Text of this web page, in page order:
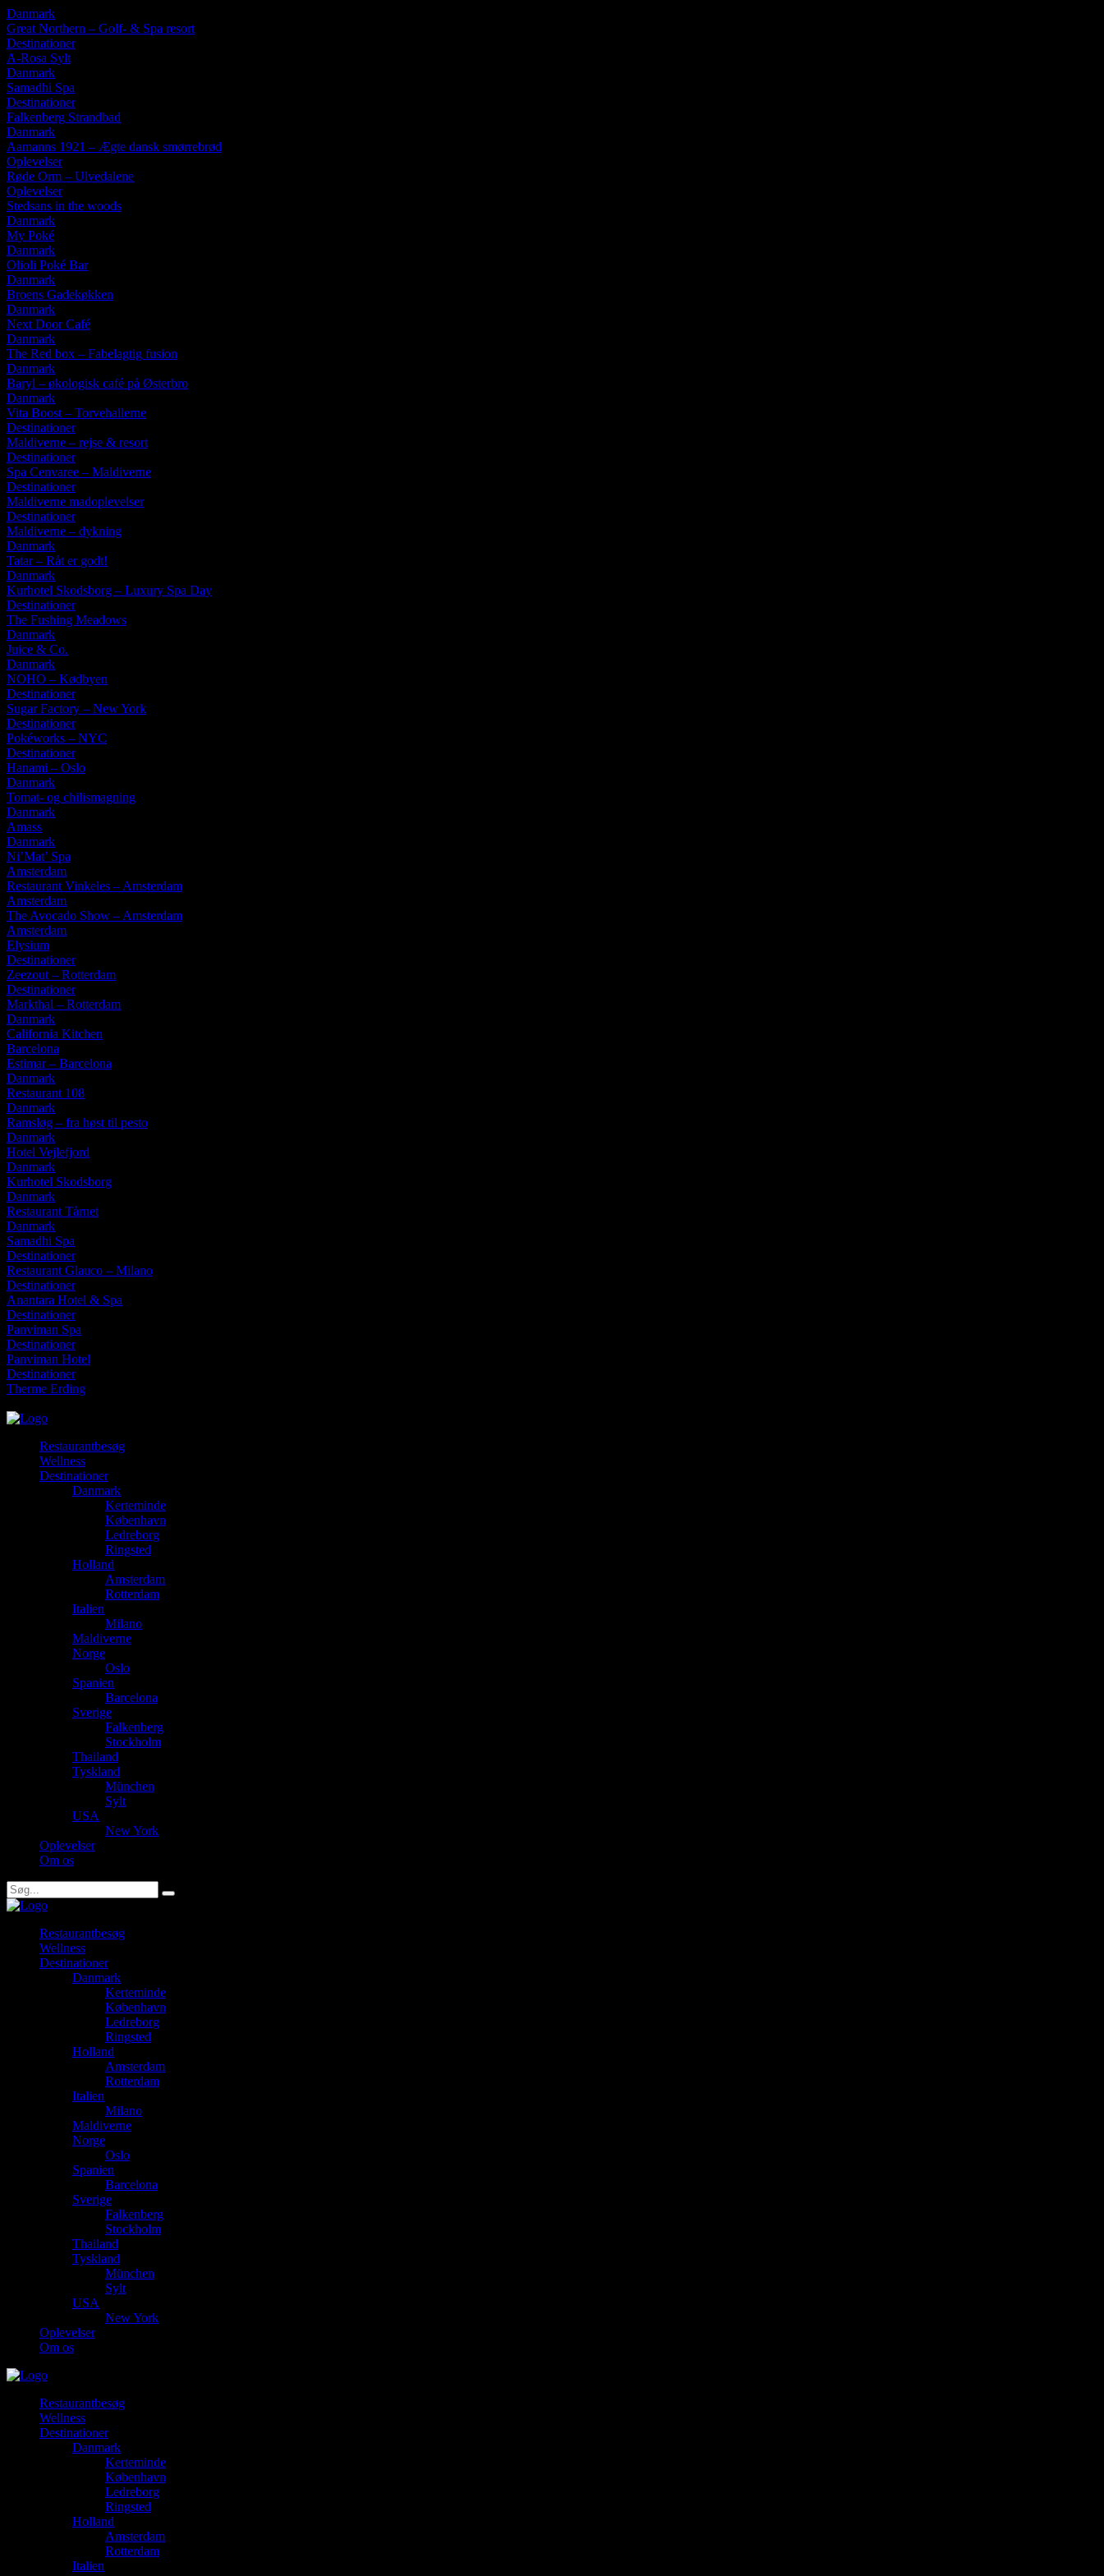
Danmark
Great Northern – Golf- & Spa resort
Destinationer
A-Rosa Sylt
Danmark
Samadhi Spa
Destinationer
Falkenberg Strandbad
Danmark
Aamanns 1921 – Ægte dansk smørrebrød
Oplevelser
Røde Orm – Ulvedalene
Oplevelser
Stedsans in the woods
Danmark
My Poké
Danmark
Olioli Poké Bar
Danmark
Broens Gadekøkken
Danmark
Next Door Café
Danmark
The Red box – Fabelagtig fusion
Danmark
Baryl – økologisk café på Østerbro
Danmark
Vita Boost – Torvehallerne
Destinationer
Maldiverne – rejse & resort
Destinationer
Spa Cenvaree – Maldiverne
Destinationer
Maldiverne madoplevelser
Destinationer
Maldiverne – dykning
Danmark
Tatar – Råt er godt!
Danmark
Kurhotel Skodsborg – Luxury Spa Day
Destinationer
The Fushing Meadows
Danmark
Juice & Co.
Danmark
NOHO – Kødbyen
Destinationer
Sugar Factory – New York
Destinationer
Pokéworks – NYC
Destinationer
Hanami – Oslo
Danmark
Tomat- og chilismagning
Danmark
Amass
Danmark
Ni’Mat’ Spa
Amsterdam
Restaurant Vinkeles – Amsterdam
Amsterdam
The Avocado Show – Amsterdam
Amsterdam
Elysium
Destinationer
Zeezout – Rotterdam
Destinationer
Markthal – Rotterdam
Danmark
California Kitchen
Barcelona
Estimar – Barcelona
Danmark
Restaurant 108
Danmark
Ramsløg – fra høst til pesto
Danmark
Hotel Vejlefjord
Danmark
Kurhotel Skodsborg
Danmark
Restaurant Tårnet
Danmark
Samadhi Spa
Destinationer
Restaurant Glauco – Milano
Destinationer
Anantara Hotel & Spa
Destinationer
Panviman Spa
Destinationer
Panviman Hotel
Destinationer
Therme Erding
Restaurantbesøg
Wellness
Destinationer
Danmark
Kerteminde
København
Ledreborg
Ringsted
Holland
Amsterdam
Rotterdam
Italien
Milano
Maldiverne
Norge
Oslo
Spanien
Barcelona
Sverige
Falkenberg
Stockholm
Thailand
Tyskland
München
Sylt
USA
New York
Oplevelser
Om os
Restaurantbesøg
Wellness
Destinationer
Danmark
Kerteminde
København
Ledreborg
Ringsted
Holland
Amsterdam
Rotterdam
Italien
Milano
Maldiverne
Norge
Oslo
Spanien
Barcelona
Sverige
Falkenberg
Stockholm
Thailand
Tyskland
München
Sylt
USA
New York
Oplevelser
Om os
Restaurantbesøg
Wellness
Destinationer
Danmark
Kerteminde
København
Ledreborg
Ringsted
Holland
Amsterdam
Rotterdam
Italien